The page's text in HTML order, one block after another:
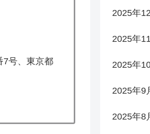
7号、東京都
2025年
2025年
2025年
2025年9
2025年8